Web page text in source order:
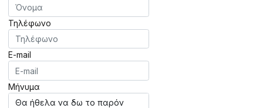
Τηλέφωνο
E-mail
Μήνυμα